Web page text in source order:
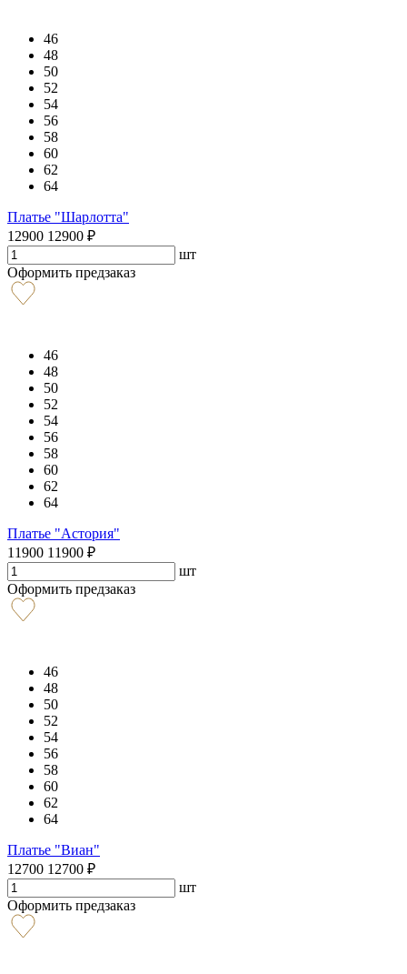
46
48
50
52
54
56
58
60
62
64
Платье "Шарлотта"
12900 12900 ₽
шт
Оформить предзаказ
46
48
50
52
54
56
58
60
62
64
Платье "Астория"
11900 11900 ₽
шт
Оформить предзаказ
46
48
50
52
54
56
58
60
62
64
Платье "Виан"
12700 12700 ₽
шт
Оформить предзаказ